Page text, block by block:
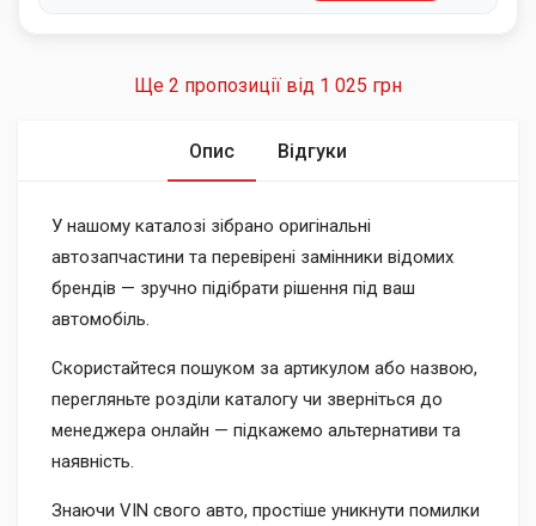
Ще 2 пропозиції від 1 025 грн
Опис Відгуки
У нашому каталозі зібрано оригінальні
автозапчастини та перевірені замінники відомих
брендів — зручно підібрати рішення під ваш
автомобіль.
Скористайтеся пошуком за артикулом або назвою,
перегляньте розділи каталогу чи зверніться до
менеджера онлайн — підкажемо альтернативи та
наявність.
Знаючи VIN свого авто, простіше уникнути помилки